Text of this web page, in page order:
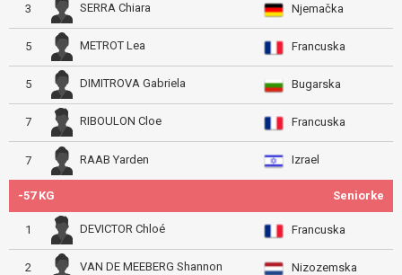
3 SERRA Chiara Njemačka
5 METROT Lea Francuska
5 DIMITROVA Gabriela Bugarska
7 RIBOULON Cloe Francuska
7 RAAB Yarden Izrael
-57 KG Seniorke
1 DEVICTOR Chloé Francuska
2 VAN DE MEEBERG Shannon Nizozemska